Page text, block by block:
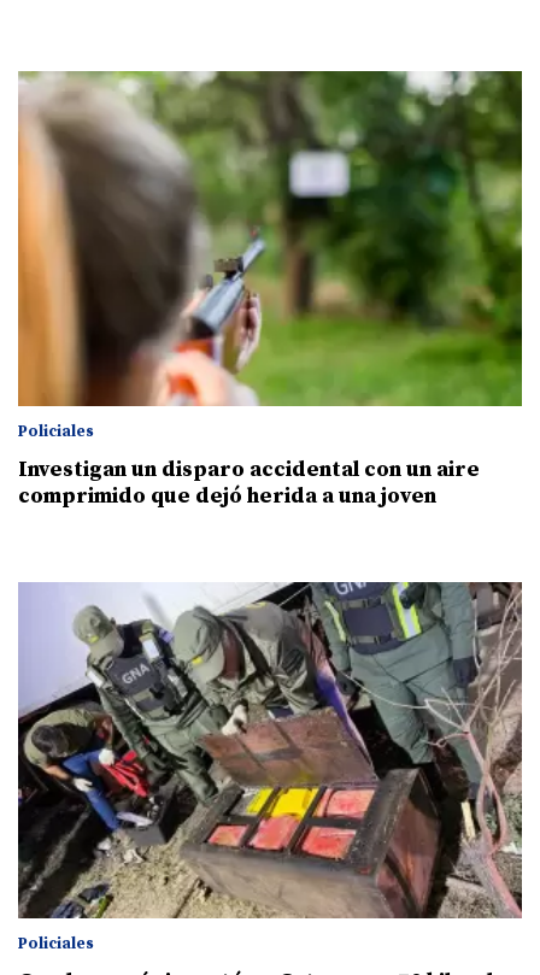
Policiales
Investigan un disparo accidental con un aire
comprimido que dejó herida a una joven
Policiales